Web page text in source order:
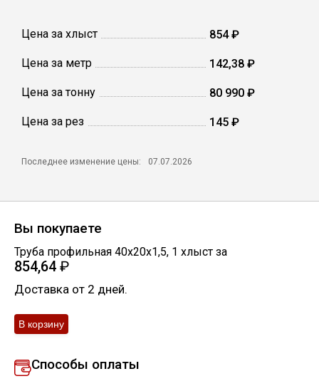
Сетка кладочная
Круги абразивные
Скобо-гибочные изделия
Цена за хлыст 854 ₽
Цена за метр 142,38 ₽
Цена за тонну 80 990 ₽
Цена за рез 145 ₽
Последнее изменение цены: 07.07.2026
Вы покупаете
Труба профильная 40х20х1,5, 1 хлыст за
854,64 ₽
Доставка от 2 дней.
Способы оплаты